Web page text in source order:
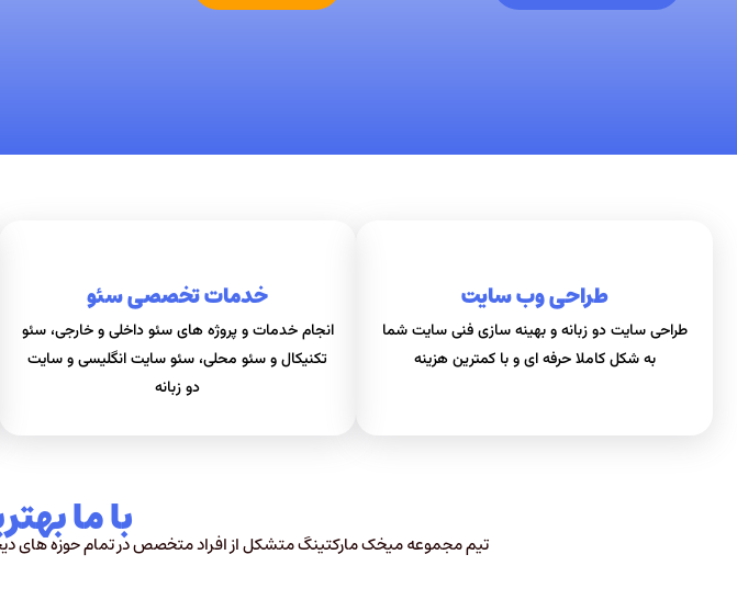
طراحی وب سایت
طراحی سایت دو زبانه و بهینه سازی فنی سایت شما
به شکل کاملا حرفه ای و با کمترين هزينه
خدمات تخصصی سئو
انجام خدمات و پروژه های سئو داخلی و خارجی، سئو
تکنیکال و سئو محلی، سئو سايت انگليسی و سايت
دو زبانه
با ما
تيم مجموعه میخک مارکتینگ متشکل از افراد متخصص در تمام حوزه های